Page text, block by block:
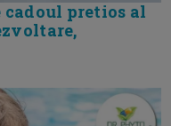
cadoul pretios al